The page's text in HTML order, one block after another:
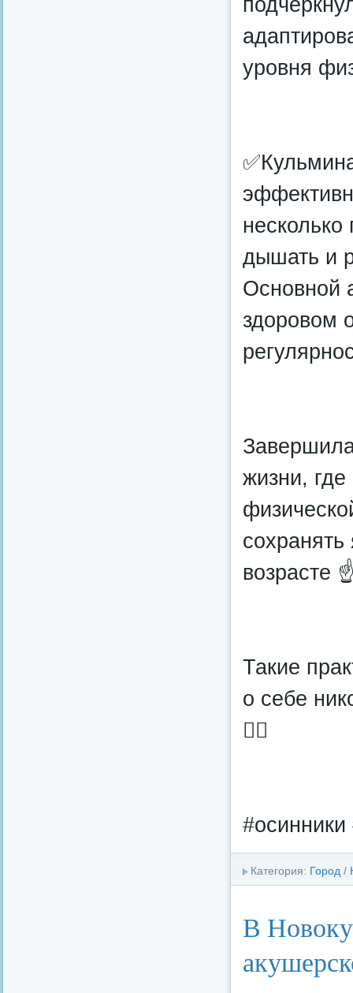
уровня
дышать и
Основной
здоровом
жизни,
возрасте
Такие
о себе
🏋‍♀️
#осинники
Категория: Город /
В